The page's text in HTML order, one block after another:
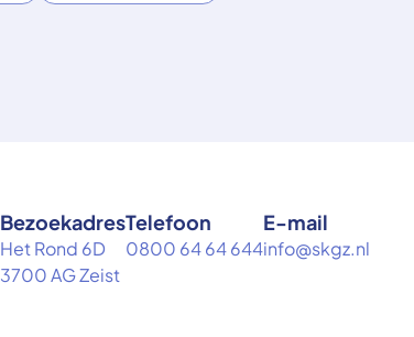
Bezoekadres
Het Rond 6D
3700 AG Zeist
Telefoon
0800 64 64 644
E-mail
info@skgz.nl